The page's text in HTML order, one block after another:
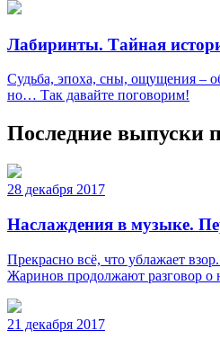
Лабиринты. Тайная
Судьба, эпоха, сны, ощущения –
но… Так давайте поговорим!
Последние выпуски
28 декабря 2017
Наслаждения в музыке.
Прекрасно всё, что ублажает
Жаринов продолжают разговор о
21 декабря 2017